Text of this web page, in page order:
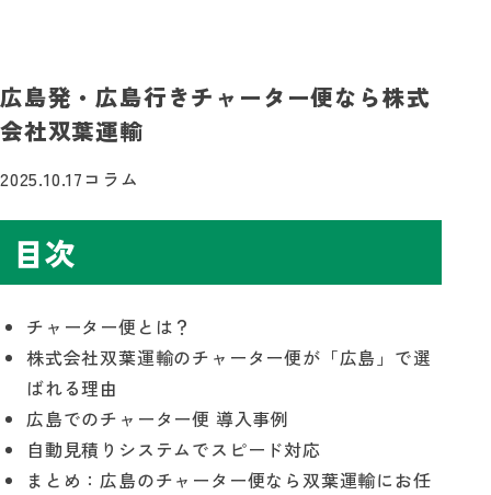
自動見積り
広島発・広島行きチャーター便なら株式
会社双葉運輸
2025.10.17コラム
目次
チャーター便とは？
株式会社双葉運輸のチャーター便が「広島」で選
ばれる理由
広島でのチャーター便 導入事例
自動見積りシステムでスピード対応
まとめ：広島のチャーター便なら双葉運輸にお任